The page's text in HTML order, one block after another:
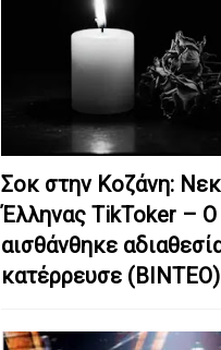
Σοκ στην Κοζάνη:
Έλληνας TikToker –
αισθάνθηκε
κατέρρευσε (ΒΙΝΤΕΟ)